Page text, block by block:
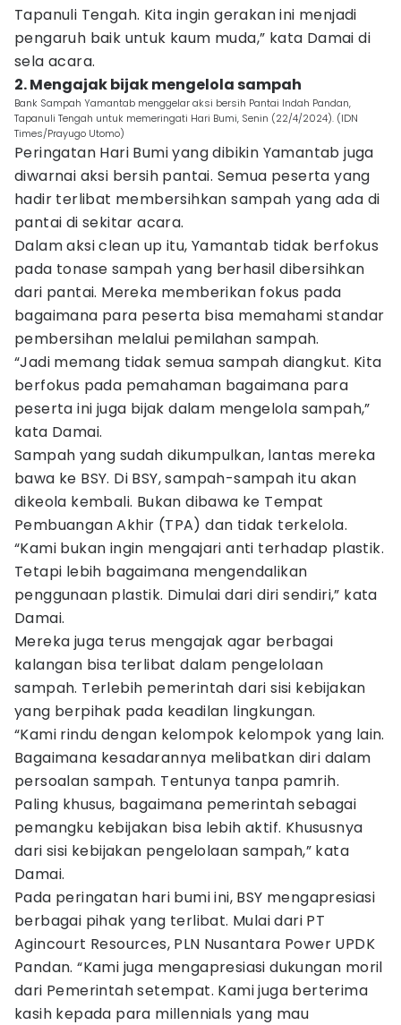
Tapanuli Tengah. Kita ingin gerakan ini menjadi
pengaruh baik untuk kaum muda,” kata Damai di
sela acara.
2. Mengajak bijak mengelola sampah
Bank Sampah Yamantab menggelar aksi bersih Pantai Indah Pandan,
Tapanuli Tengah untuk memeringati Hari Bumi, Senin (22/4/2024). (IDN
Times/Prayugo Utomo)
Peringatan Hari Bumi yang dibikin Yamantab juga
diwarnai aksi bersih pantai. Semua peserta yang
hadir terlibat membersihkan sampah yang ada di
pantai di sekitar acara.
Dalam aksi clean up itu, Yamantab tidak berfokus
pada tonase sampah yang berhasil dibersihkan
dari pantai. Mereka memberikan fokus pada
bagaimana para peserta bisa memahami standar
pembersihan melalui pemilahan sampah.
“Jadi memang tidak semua sampah diangkut. Kita
berfokus pada pemahaman bagaimana para
peserta ini juga bijak dalam mengelola sampah,”
kata Damai.
Sampah yang sudah dikumpulkan, lantas mereka
bawa ke BSY. Di BSY, sampah-sampah itu akan
dikeola kembali. Bukan dibawa ke Tempat
Pembuangan Akhir (TPA) dan tidak terkelola.
“Kami bukan ingin mengajari anti terhadap plastik.
Tetapi lebih bagaimana mengendalikan
penggunaan plastik. Dimulai dari diri sendiri,” kata
Damai.
Mereka juga terus mengajak agar berbagai
kalangan bisa terlibat dalam pengelolaan
sampah. Terlebih pemerintah dari sisi kebijakan
yang berpihak pada keadilan lingkungan.
“Kami rindu dengan kelompok kelompok yang lain.
Bagaimana kesadarannya melibatkan diri dalam
persoalan sampah. Tentunya tanpa pamrih.
Paling khusus, bagaimana pemerintah sebagai
pemangku kebijakan bisa lebih aktif. Khususnya
dari sisi kebijakan pengelolaan sampah,” kata
Damai.
Pada peringatan hari bumi ini, BSY mengapresiasi
berbagai pihak yang terlibat. Mulai dari PT
Agincourt Resources, PLN Nusantara Power UPDK
Pandan. “Kami juga mengapresiasi dukungan moril
dari Pemerintah setempat. Kami juga berterima
kasih kepada para millennials yang mau